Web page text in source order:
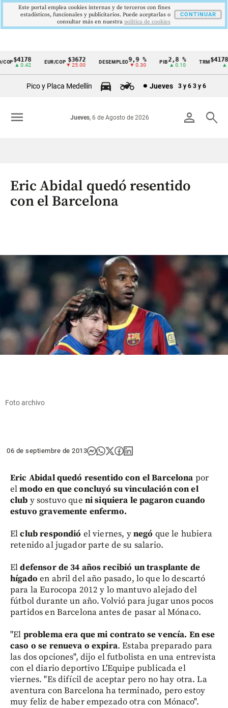
Cintillo
Colombia
$4178
▲ 0.42
EUR/COP $3672
▼ 25.00
DESEMPLEO9,9 %
▼ 0.30
2,8 %
▲ 0.10
TRM
▲
Pico y Placa Medellín Jueves 3 y 6 3 y 6
person search
Jueves, 6 de Agosto de 2026
menu
Eric Abidal quedó resentido
con el Barcelona
Foto archivo
06 de septiembre de 2013
Eric Abidal quedó resentido con el Barcelona por
elmodo en que concluyó su vinculación con el
club y sostuvo que ni siquiera le pagaron cuando
estuvo gravemente enfermo.
Elclub respondió el viernes, ynegó que le hubiera
retenido al jugador parte de su salario.
Eldefensor de 34 años recibió un trasplante de
hígado en abril del año pasado, lo que lo descartó
para la Eurocopa 2012 y lo mantuvo alejado del
fútbol durante un año. Volvió para jugar unos pocos
partidos en Barcelona antes de pasar al Mónaco.
"El problema era que mi contrato se vencía. En ese
caso o se renueva o expira. Estaba preparado para
las dos opciones", dijo el futbolista en una entrevista
con el diario deportivo L'Equipe publicada el
viernes. "Es difícil de aceptar pero no hay otra. La
aventura con Barcelona ha terminado, pero estoy
muy feliz de haber empezado otra con Mónaco".
Este portal emplea cookies internas y de terceros con fines
estadísticos, funcionales y publicitarios. Puede aceptarlas o
consultar más en nuestra politica de cookies
CONTINUAR